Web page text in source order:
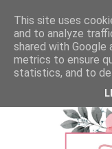
This site uses
and to analyze
shared with Google
metrics to ensure
statistics, and to